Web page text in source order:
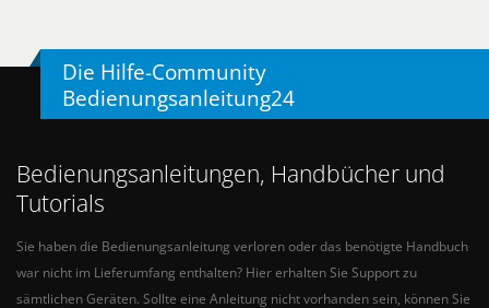
Die Hilfe-Community
Bedienungsanleitung24
Bedienungsanleitungen, Handbücher und
Tutorials
Sie haben die Bedienungsanleitung verloren oder das benötigte Handbuch
war nicht im Lieferumfang enthalten? Hier erhalten Sie Support zu
sämtlichen Geräten. Sollte eine Anleitung nicht vorhanden sein, können Sie